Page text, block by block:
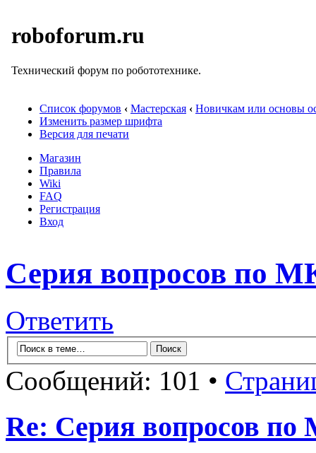
roboforum.ru
Технический форум по робототехнике.
Список форумов ‹ Мастерская ‹ Новичкам или основы
Изменить размер шрифта
Версия для печати
Магазин
Правила
Wiki
FAQ
Регистрация
Вход
Серия вопросов по
Ответить
Сообщений: 101 •
Re: Серия вопросов